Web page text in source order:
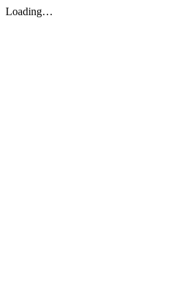
Loading…